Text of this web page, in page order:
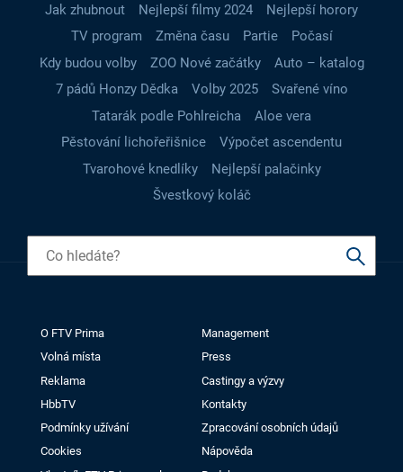
Jak zhubnout Nejlepší filmy 2024
Nejlepší horory
TV program
Změna času Partie
Počasí
Kdy budou volby
ZOO Nové začátky
Auto – katalog
7 pádů Honzy Dědka
Volby 2025
Svařené víno
Tatarák podle Pohlreicha
Aloe vera
Pěstování lichořeřišnice
Výpočet ascendentu
Tvarohové knedlíky
Nejlepší palačinky
Švestkový koláč
O FTV Prima
Management
Volná místa
Press
Reklama
Castingy a výzvy
HbbTV
Kontakty
Podmínky užívání
Zpracování osobních údajů
Cookies
Nápověda